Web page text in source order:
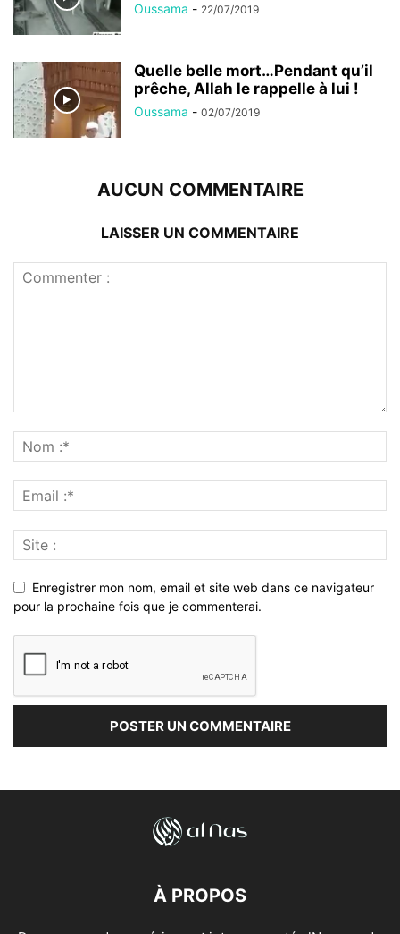
Oussama - 22/07/2019
Quelle belle mort…Pendant qu’il
prêche, Allah le rappelle à lui !
Oussama - 02/07/2019
AUCUN COMMENTAIRE
LAISSER UN COMMENTAIRE
Enregistrer mon nom, email et site web dans ce navigateur
pour la prochaine fois que je commenterai.
À PROPOS